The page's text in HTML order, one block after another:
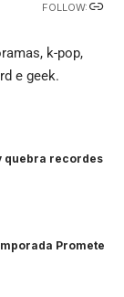
FOLLOW:
k-pop,
e geek.
quebra recordes
Promete